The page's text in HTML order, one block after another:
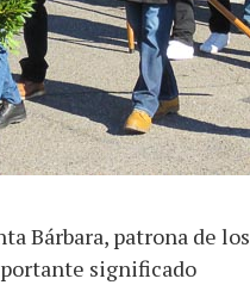
Bárbara, patrona de los
significado